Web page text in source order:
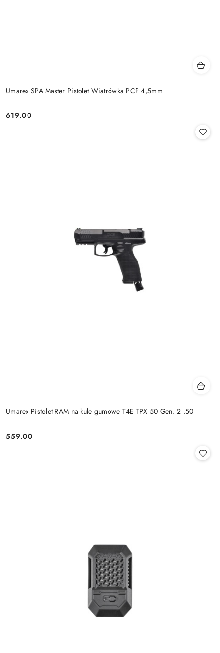
Umarex SPA Master Pistolet Wiatrówka PCP 4,5mm
Cena:
619.00
Umarex Pistolet RAM na kule gumowe T4E TPX 50 Gen. 2 .50
Cena:
559.00